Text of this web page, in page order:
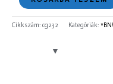
Cikkszám: cg232 Kategóriák: